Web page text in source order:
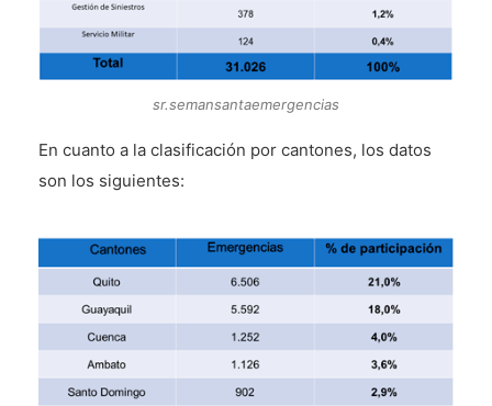
sr.semansantaemergencias
En cuanto a la clasificación por cantones, los datos
son los siguientes: